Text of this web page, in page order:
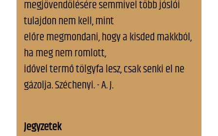
megjövendölésére semmivel több jóslói
tulajdon nem kell, mint
előre megmondani, hogy a kisded makkból,
ha meg nem romlott,
idővel termő tölgyfa lesz, csak senki el ne
gázolja. Széchenyi. - A. J.
Jegyzetek